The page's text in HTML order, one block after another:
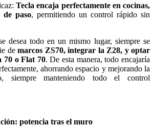
Tecla encaja perfectamente en cocinas,
de paso, permitiendo un control rápido sin
desea todo en un mismo lugar, siempre se
de marcos ZS70, integrar la Z28, y optar
70 o Flat 70. De esta manera, todo encajaría
ahorrando espacio y mejorando la
siempre manteniendo todo el control
potencia tras el muro